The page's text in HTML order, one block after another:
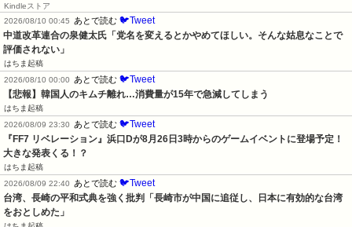
Kindleストア
2026/08/10 00:45
あとで読む 🐦Tweet
中道改革連合の泉健太氏「党名を変えるとかやめてほしい。そんな姑息なことで
評価されない」
はちま起稿
2026/08/10 00:00
あとで読む 🐦Tweet
【悲報】韓国人のキムチ離れ…消費量が15年で急減してしまう
はちま起稿
2026/08/09 23:30
あとで読む 🐦Tweet
『FF7 リベレーション』浜口Dが8月26日3時からのゲームイベントに登場予定！
大きな発表くる！？
はちま起稿
2026/08/09 22:40
あとで読む 🐦Tweet
台湾、長崎の平和式典を強く批判「長崎市が中国に追従し、日本に有効的な台湾
をおとしめた」